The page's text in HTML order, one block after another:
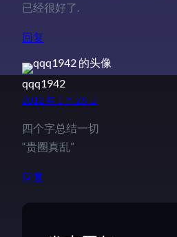
已经很好了.
回复
qqq1942
2012 年 1 月 28 日
四个字总结一切
“贵圈真乱”
回复